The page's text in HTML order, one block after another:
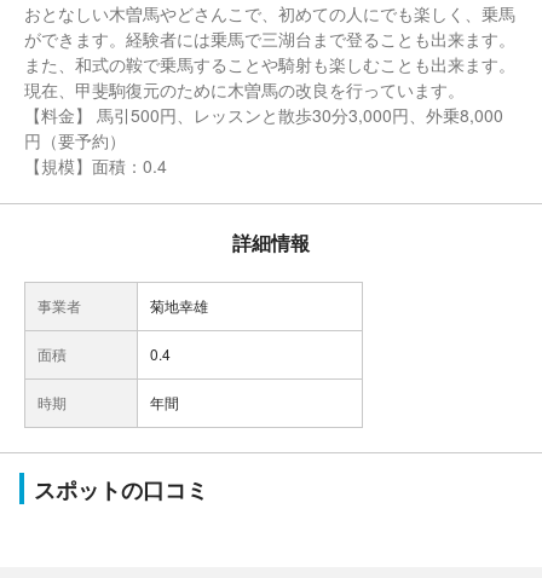
おとなしい木曽馬やどさんこで、初めての人にでも楽しく、乗馬
ができます。経験者には乗馬で三湖台まで登ることも出来ます。
また、和式の鞍で乗馬することや騎射も楽しむことも出来ます。
現在、甲斐駒復元のために木曽馬の改良を行っています。
【料金】 馬引500円、レッスンと散歩30分3,000円、外乗8,000
円（要予約）
【規模】面積：0.4
詳細情報
事業者 菊地幸雄
面積 0.4
時期 年間
スポットの口コミ